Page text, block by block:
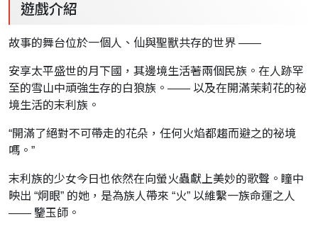
遊戲介紹
故事的舞台位於一個人、仙與聖獸共存的世界 ——
安享太平盛世的月下國，其邊境生活著兩個民族。在人跡罕
至的雪山中頑強生存的白狼族。—— 以及在開滿茉莉花的祕
境生活的末利族。
“開滿了絕對不可帶走的花朵，任何火焰都趨而避之的祕境
嗎。”
末利族的少女今日也依然在向螢火蟲獻上美妙的歌聲。瞳中
映出 “炯眼” 的她，是為族人帶來 “火” 以維繫一族命運之人
—— 鑒玉師。